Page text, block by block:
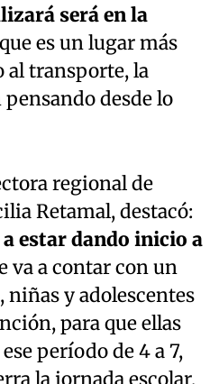
será en la
es un lugar más
al transporte, la
desde lo
regional de
Retamal, destacó:
estar dando inicio a
va a contar con un
niñas y adolescentes
para que ellas
período de 4 a 7,